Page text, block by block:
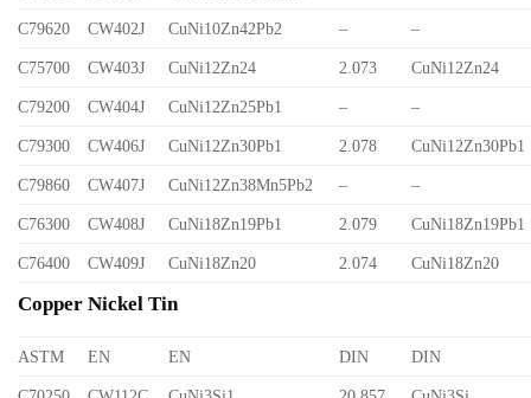
C79620 CW402J CuNi10Zn42Pb2 – –
C75700 CW403J CuNi12Zn24 2.073 CuNi12Zn24
C79200 CW404J CuNi12Zn25Pb1 – –
C79300 CW406J CuNi12Zn30Pb1 2.078 CuNi12Zn30Pb1
C79860 CW407J CuNi12Zn38Mn5Pb2 – –
C76300 CW408J CuNi18Zn19Pb1 2.079 CuNi18Zn19Pb1
C76400 CW409J CuNi18Zn20 2.074 CuNi18Zn20
Copper Nickel Tin
ASTM EN EN DIN DIN